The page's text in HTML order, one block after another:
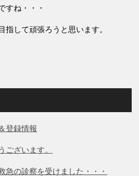
すね・・・
指して頑張ろうと思います。
登録情報
ございます。
急の診察を受けました・・・